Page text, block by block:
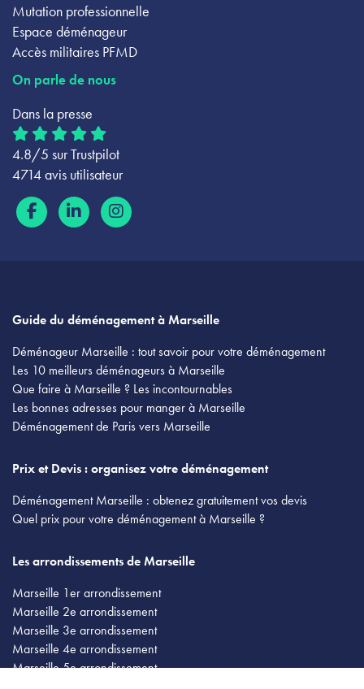
Mutation professionnelle
Espace déménageur
Accès militaires PFMD
On parle de nous
Dans la presse
4.8/5 sur Trustpilot
4714 avis utilisateur
Guide du déménagement à Marseille
Déménageur Marseille : tout savoir pour votre déménagement
Les 10 meilleurs déménageurs à Marseille
Que faire à Marseille ? Les incontournables
Les bonnes adresses pour manger à Marseille
Déménagement de Paris vers Marseille
Prix et Devis : organisez votre déménagement
Déménagement Marseille : obtenez gratuitement vos devis
Quel prix pour votre déménagement à Marseille ?
Les arrondissements de Marseille
Marseille 1er arrondissement
Marseille 2e arrondissement
Marseille 3e arrondissement
Marseille 4e arrondissement
Marseille 5e arrondissement